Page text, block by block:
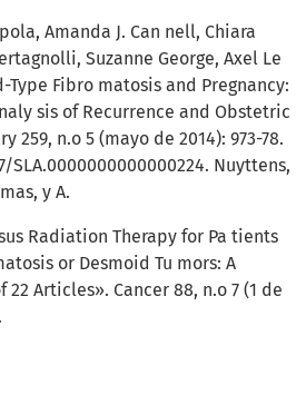
Amanda J. Can nell, Chiara
Suzanne George, Axel Le
Type Fibro matosis and Pregnancy:
sis of Recurrence and Obstetric
259, n.o 5 (mayo de 2014): 973-78.
SLA.0000000000000224. Nuyttens,
y A.
Radiation Therapy for Pa tients
or Desmoid Tu mors: A
Articles». Cancer 88, n.o 7 (1 de